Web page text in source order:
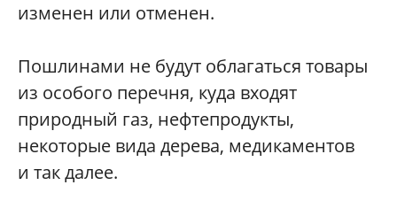
изменен или отменен.
Пошлинами не будут облагаться товары
из особого перечня, куда входят
природный газ, нефтепродукты,
некоторые вида дерева, медикаментов
и так далее.